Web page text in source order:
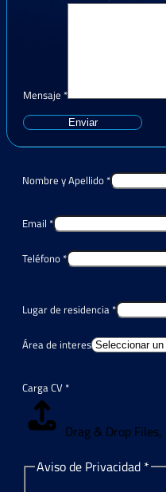
Mensaje *
Enviar
Nombre y Apellido *
Email *
Teléfono *
Lugar de residencia *
Área de interes
Carga CV *
Drag & Drop Files,
Aviso de Privacidad *